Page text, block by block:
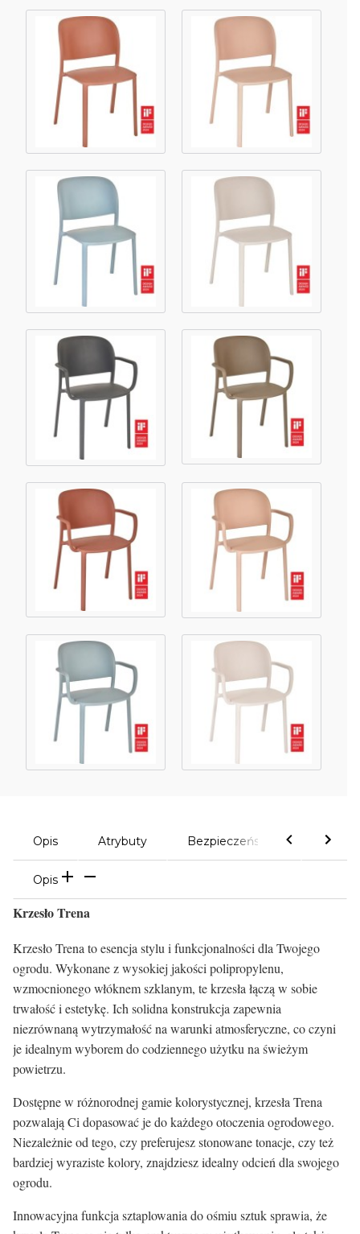
Opis Atrybuty Bezpieczeństwo
Opis
Krzesło Trena
Krzesło Trena to esencja stylu i funkcjonalności dla Twojego
ogrodu. Wykonane z wysokiej jakości polipropylenu,
wzmocnionego włóknem szklanym, te krzesła łączą w sobie
trwałość i estetykę. Ich solidna konstrukcja zapewnia
niezrównaną wytrzymałość na warunki atmosferyczne, co czyni
je idealnym wyborem do codziennego użytku na świeżym
powietrzu.
Dostępne w różnorodnej gamie kolorystycznej, krzesła Trena
pozwalają Ci dopasować je do każdego otoczenia ogrodowego.
Niezależnie od tego, czy preferujesz stonowane tonacje, czy też
bardziej wyraziste kolory, znajdziesz idealny odcień dla swojego
ogrodu.
Innowacyjna funkcja sztaplowania do ośmiu sztuk sprawia, że